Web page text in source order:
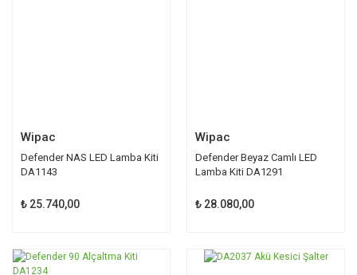
Wipac
Defender NAS LED Lamba Kiti
DA1143
₺ 25.740,00
Wipac
Defender Beyaz Camlı LED
Lamba Kiti DA1291
₺ 28.080,00